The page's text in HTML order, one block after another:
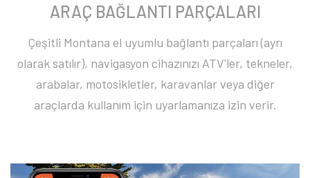
ARAÇ BAĞLANTI PARÇALARI
Çeşitli Montana el uyumlu bağlantı parçaları (ayrı
olarak satılır), navigasyon cihazınızı ATV'ler, tekneler,
arabalar, motosikletler, karavanlar veya diğer
araçlarda kullanım için uyarlamanıza izin verir.